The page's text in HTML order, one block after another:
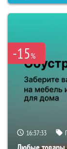
-15%
16:37:32